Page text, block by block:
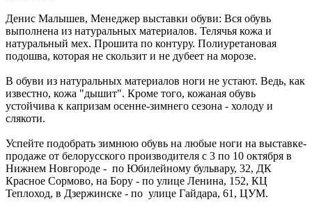
Денис Малышев, Менеджер выставки обуви: Вся обувь
выполнена из натуральных материалов. Телячья кожа и
натуральный мех. Прошита по контуру. Полиуретановая
подошва, которая не скользит и не дубеет на морозе.
В обуви из натуральных материалов ноги не устают. Ведь, как
известно, кожа "дышит". Кроме того, кожаная обувь
устойчива к капризам осенне-зимнего сезона - холоду и
слякоти.
Успейте подобрать зимнюю обувь на любые ноги на выставке-
продаже от белорусского производителя с 3 по 10 октября в
Нижнем Новгороде - по Юбилейному бульвару, 32, ДК
Красное Сормово, на Бору - по улице Ленина, 152, КЦ
Теплоход, в Дзержинске - по улице Гайдара, 61, ЦУМ.